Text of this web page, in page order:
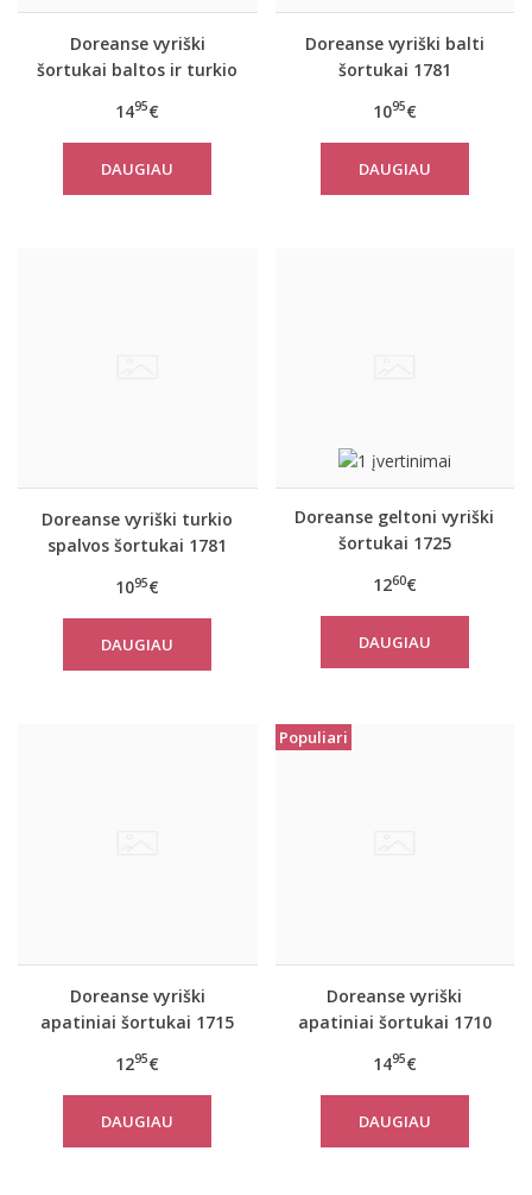
Doreanse vyriški
šortukai baltos ir turkio
1495€
DAUGIAU
Doreanse vyriški balti
šortukai 1781
1095€
DAUGIAU
Doreanse vyriški turkio
spalvos šortukai 1781
1095€
DAUGIAU
Doreanse geltoni vyriški
šortukai 1725
1260€
DAUGIAU
Doreanse vyriški
apatiniai šortukai 1715
1295€
DAUGIAU
Populiari
Doreanse vyriški
apatiniai šortukai 1710
1495€
DAUGIAU